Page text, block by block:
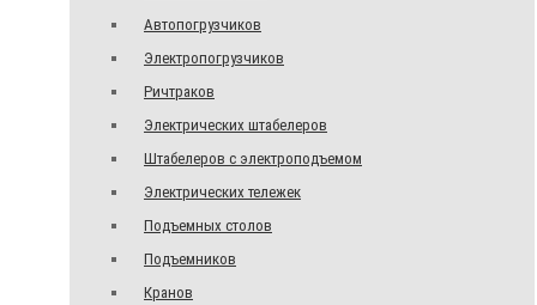
Автопогрузчиков
Электропогрузчиков
Ричтраков
Электрических штабелеров
Штабелеров с электроподъемом
Электрических тележек
Подъемных столов
Подъемников
Кранов